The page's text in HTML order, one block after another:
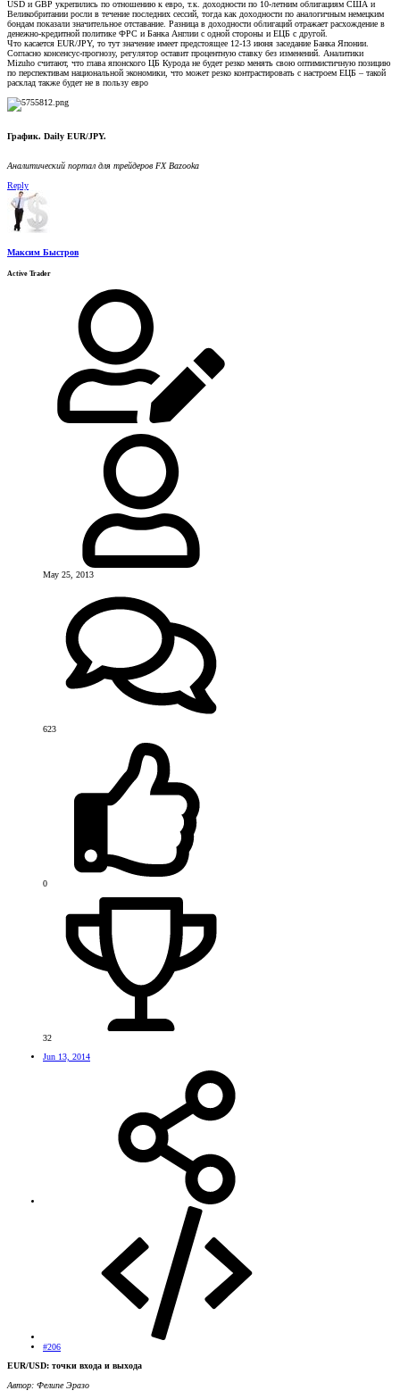
USD и GBP укрепились по отношению к евро, т.к. доходности по 10-летним облигациям США и
Великобритании росли в течение последних сессий, тогда как доходности по аналогичным немецким
бондам показали значительное отставание. Разница в доходности облигаций отражает расхождение в
денежно-кредитной политике ФРС и Банка Англии с одной стороны и ЕЦБ с другой.
Что касается EUR/JPY, то тут значение имеет предстоящее 12-13 июня заседание Банка Японии.
Согласно консенсус-прогнозу, регулятор оставит процентную ставку без изменений. Аналитики
Mizuho считают, что глава японского ЦБ Курода не будет резко менять свою оптимистичную позицию
по перспективам национальной экономики, что может резко контрастировать с настроем ЕЦБ – такой
расклад также будет не в пользу евро
График. Daily EUR/JPY.
Аналитический портал для трейдеров FX Bazooka
Reply
Максим Быстров
Active Trader
May 25, 2013
623
0
32
Jun 13, 2014
#206
EUR/USD: точки входа и выхода
Автор: Фелипе Эразо